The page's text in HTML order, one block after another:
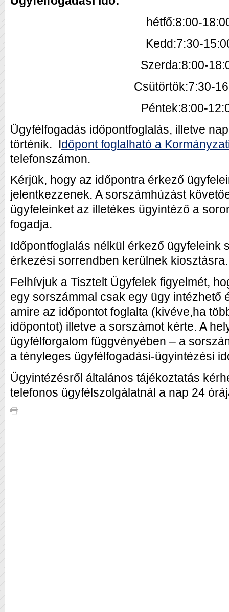
hétfő:8:00-
Kedd:7:30-
Szerda:8:00-
Csütörtök:7:30-
Péntek:8:00-
Ügyfélfogadás időpontfoglalás, illetve
történik. Időpont foglalható a
telefonszámon.
Kérjük, hogy az időpontra érkező
jelentkezzenek. A sorszámhúzást
ügyfeleinket az illetékes ügyintéző a
fogadja.
Időpontfoglalás nélkül érkező ügyfeleink
érkezési sorrendben kerülnek kiosztásra.
Felhívjuk a Tisztelt Ügyfelek figyelmét,
egy sorszámmal csak egy ügy intézhető
amire az időpontot foglalta (kivéve,ha
időpontot) illetve a sorszámot kérte. A
ügyfélforgalom függvényében – a
a tényleges ügyfélfogadási-ügyintézési
Ügyintézésről általános tájékoztatás
telefonos ügyfélszolgálatnál a nap 24